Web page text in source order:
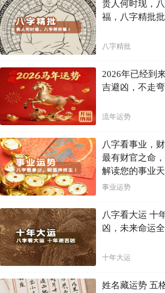
贵人何时现，
福，八字精批
八字精批
2026年已经到
吉避凶，不走
流年运势
八字看事业，
最有财官之命
解读您的事业
局！！
事业运势
八字看大运 十
凶，未来命运全
十年大运
姓名藏运势 五